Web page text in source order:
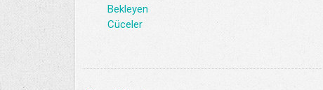
Bekleyen
Cüceler